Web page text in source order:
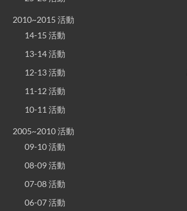
2010~2015 活動
14-15 活動
13-14 活動
12-13 活動
11-12 活動
10-11 活動
2005~2010 活動
09-10 活動
08-09 活動
07-08 活動
06-07 活動